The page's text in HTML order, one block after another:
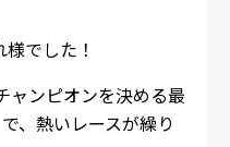
でした！
ャンピオンを決める最
、熱いレースが繰り